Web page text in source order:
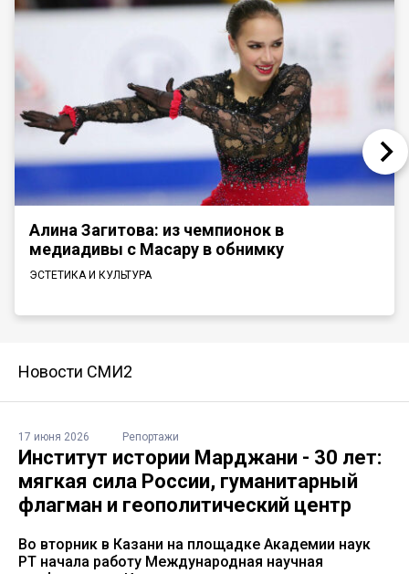
Алина Загитова: из чемпионок в
медиадивы с Масару в обнимку
ЭСТЕТИКА И КУЛЬТУРА
Новости СМИ2
17 июня 2026 Репортажи
Институт истории Марджани - 30 лет:
мягкая сила России, гуманитарный
флагман и геополитический центр
Во вторник в Казани на площадке Академии наук
РТ начала работу Международная научная